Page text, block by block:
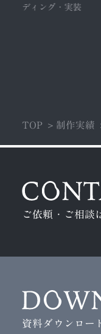
ディング・実装
TOP 制作実績
ご依頼・ご相談
資料ダウンロー